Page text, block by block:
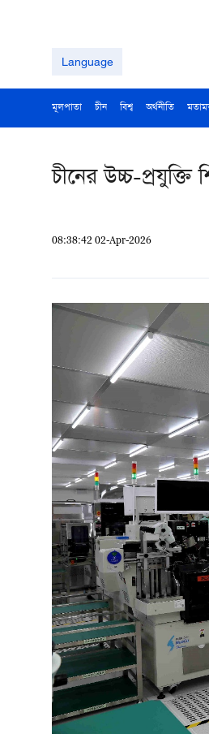
Language
মূলপাতা চীন বিশ্ব অর্থনীতি
চীনের উচ্চ-প্রযুক্তি
08:38:42 02-Apr-2026